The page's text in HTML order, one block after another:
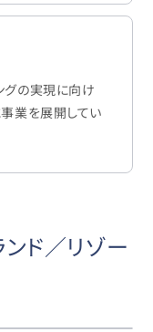
グの実現に向け
業を展開してい
ド／リゾー